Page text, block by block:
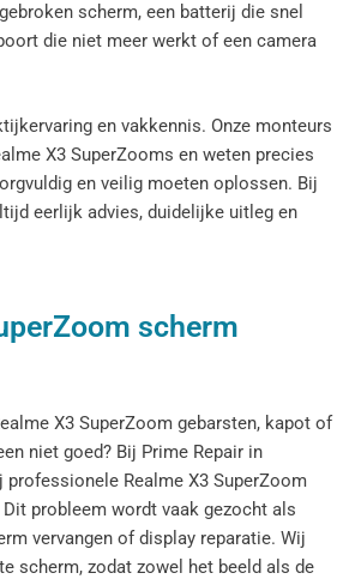
scherm, een batterij die snel
die niet meer werkt of een camera
en vakkennis. Onze monteurs
X3 SuperZooms en weten precies
en veilig moeten oplossen. Bij
eerlijk advies, duidelijke uitleg en
scherm
X3 SuperZoom gebarsten, kapot of
niet goed? Bij Prime Repair in
Realme X3 SuperZoom
probleem wordt vaak gezocht als
vervangen of display reparatie. Wij
scherm, zodat zowel het beeld als de